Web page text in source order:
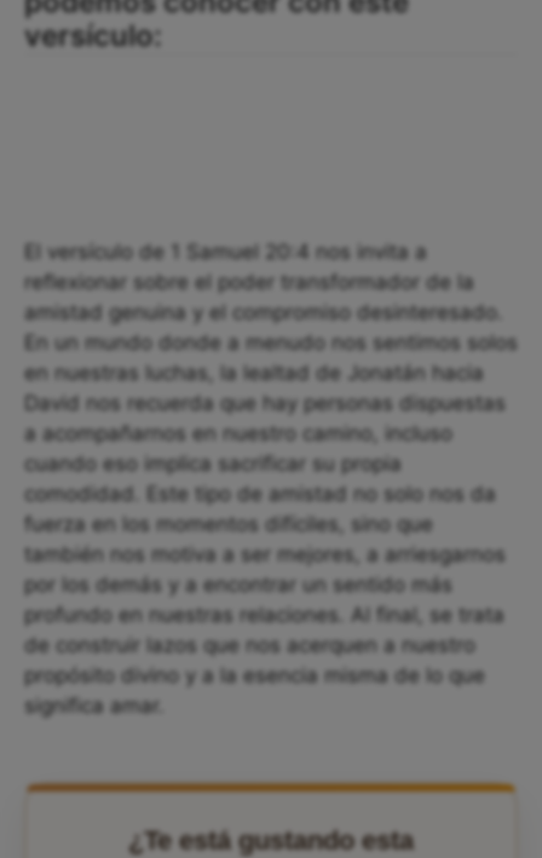
versículo:
El versículo de 1 Samuel 20:4 nos invita a
reflexionar sobre el poder transformador de la
amistad genuina y el compromiso desinteresado.
En un mundo donde a menudo nos sentimos solos
en nuestras luchas, la lealtad de Jonatán hacia
David nos recuerda que hay personas dispuestas
a acompañarnos en nuestro camino, incluso
cuando eso implica sacrificar su propia
comodidad. Este tipo de amistad no solo nos da
fuerza en los momentos difíciles, sino que
también nos motiva a ser mejores, a arriesgarnos
por los demás y a encontrar un sentido más
profundo en nuestras relaciones. Al final, se trata
de construir lazos que nos acerquen a nuestro
propósito divino y a la esencia misma de lo que
significa amar.
¿Te está gustando esta